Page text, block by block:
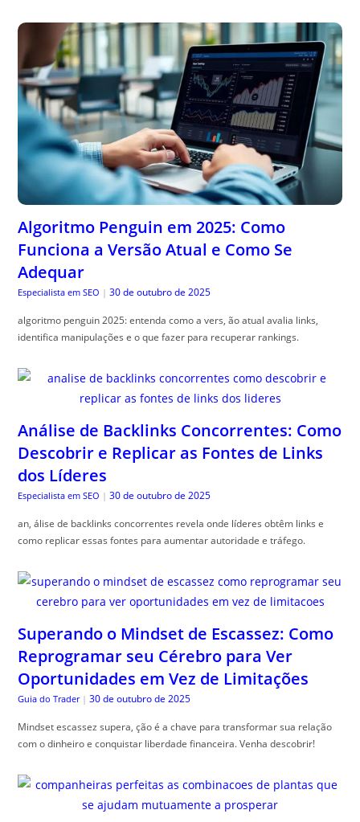
Algoritmo Penguin em 2025: Como
Funciona a Versão Atual e Como Se
Adequar
Especialista em SEO | 30 de outubro de 2025
algoritmo penguin 2025: entenda como a vers, ão atual avalia links,
identifica manipulações e o que fazer para recuperar rankings.
Análise de Backlinks Concorrentes: Como
Descobrir e Replicar as Fontes de Links
dos Líderes
Especialista em SEO | 30 de outubro de 2025
an, álise de backlinks concorrentes revela onde líderes obtêm links e
como replicar essas fontes para aumentar autoridade e tráfego.
Superando o Mindset de Escassez: Como
Reprogramar seu Cérebro para Ver
Oportunidades em Vez de Limitações
Guia do Trader | 30 de outubro de 2025
Mindset escassez supera, ção é a chave para transformar sua relação
com o dinheiro e conquistar liberdade financeira. Venha descobrir!